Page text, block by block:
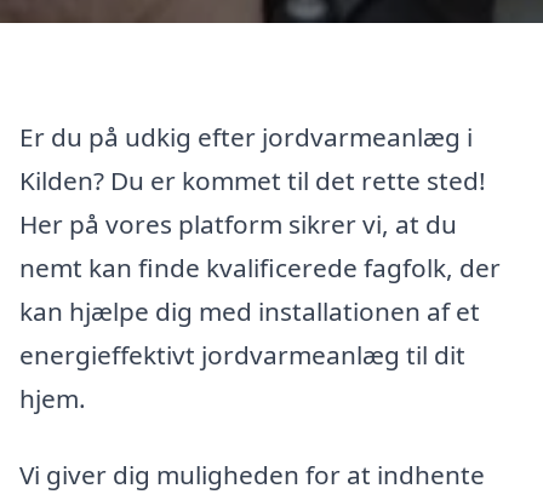
Er du på udkig efter jordvarmeanlæg i
Kilden? Du er kommet til det rette sted!
Her på vores platform sikrer vi, at du
nemt kan finde kvalificerede fagfolk, der
kan hjælpe dig med installationen af et
energieffektivt jordvarmeanlæg til dit
hjem.
Vi giver dig muligheden for at indhente